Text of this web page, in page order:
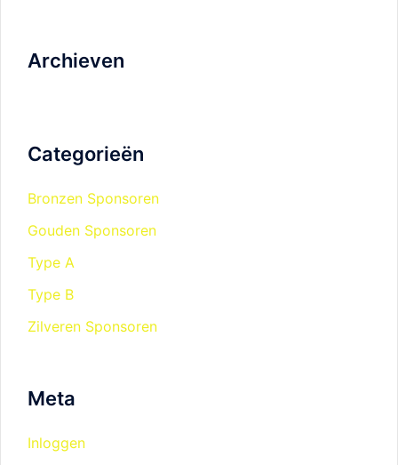
Archieven
Categorieën
Bronzen Sponsoren
Gouden Sponsoren
Type A
Type B
Zilveren Sponsoren
Meta
Inloggen